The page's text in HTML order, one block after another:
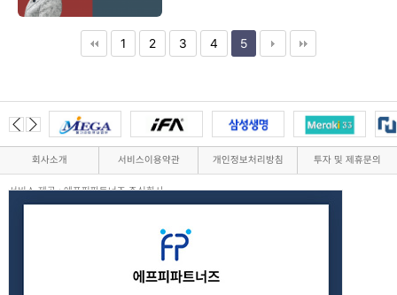
1 2 3 4 5
회사소개 서비스이용약관 개인정보처리방침 투자 및 제휴문의
서비스 제공 : 에프피파트너즈 주식회사
서울특별시 강남구 테헤란로82길 15, 503호(대치동, 디아이타워)
고객센터 : 대표 02-525-1686
에프피파트너즈 주식회사.All rights reserved.